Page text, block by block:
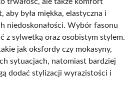
aby była miękka, elastyczna i
niedoskonałości. Wybór fasonu
z sylwetką oraz osobistym stylem.
jak oksfordy czy mokasyny,
sytuacjach, natomiast bardziej
dodać stylizacji wyrazistości i